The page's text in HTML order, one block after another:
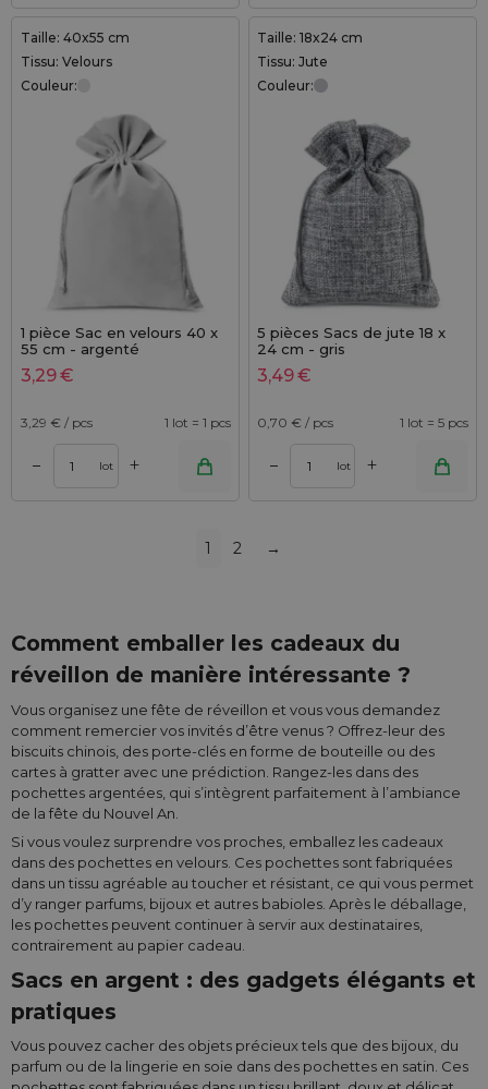
Taille: 40x55 cm
Tissu: Velours
Couleur:
1 pièce Sac en velours 40 x
55 cm - argenté
3,29€
3,29 € / pcs 1 lot = 1 pcs
– lot +
Taille: 18x24 cm
Tissu: Jute
Couleur:
5 pièces Sacs de jute 18 x
24 cm - gris
3,49€
0,70 € / pcs 1 lot = 5 pcs
– lot +
1 2 →
Comment emballer les cadeaux du
réveillon de manière intéressante ?
Vous organisez une fête de réveillon et vous vous demandez
comment remercier vos invités d’être venus ? Offrez-leur des
biscuits chinois, des porte-clés en forme de bouteille ou des
cartes à gratter avec une prédiction. Rangez-les dans des
pochettes argentées, qui s’intègrent parfaitement à l’ambiance
de la fête du Nouvel An.
Si vous voulez surprendre vos proches, emballez les cadeaux
dans des pochettes en velours. Ces pochettes sont fabriquées
dans un tissu agréable au toucher et résistant, ce qui vous permet
d’y ranger parfums, bijoux et autres babioles. Après le déballage,
les pochettes peuvent continuer à servir aux destinataires,
contrairement au papier cadeau.
Sacs en argent : des gadgets élégants et
pratiques
Vous pouvez cacher des objets précieux tels que des bijoux, du
parfum ou de la lingerie en soie dans des pochettes en satin. Ces